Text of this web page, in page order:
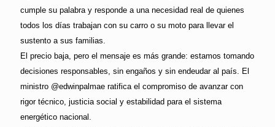
cumple su palabra y responde a una necesidad real de quienes
todos los días trabajan con su carro o su moto para llevar el
sustento a sus familias.
El precio baja, pero el mensaje es más grande: estamos tomando
decisiones responsables, sin engaños y sin endeudar al país. El
ministro @edwinpalmae ratifica el compromiso de avanzar con
rigor técnico, justicia social y estabilidad para el sistema
energético nacional.